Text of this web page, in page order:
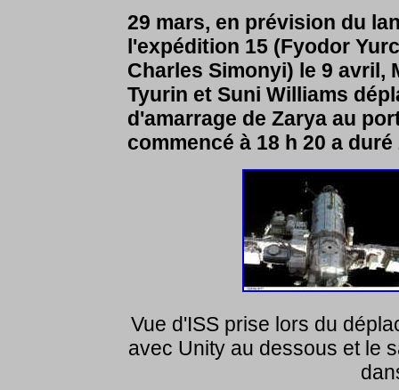
29 mars, en prévision du
l'expédition 15 (Fyodor
Charles Simonyi) le 9 avril,
Tyurin et Suni Williams
d'amarrage de Zarya au
commencé à 18 h 20 a
Vue d'ISS prise lors du
avec Unity au dessous et le